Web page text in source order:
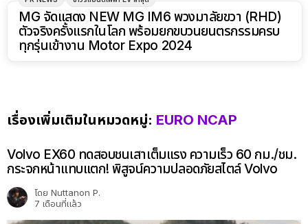
Leapmotor C10 คว้าคะแนนระดับ 5 ดาว จาก Euro
NCAP
โดย Sahakrit S
2 ปีที่แล้ว